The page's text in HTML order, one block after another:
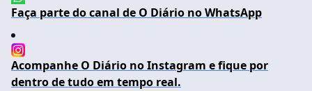
Faça parte do canal de O Diário no WhatsApp
Acompanhe O Diário no Instagram e fique por
dentro de tudo em tempo real.